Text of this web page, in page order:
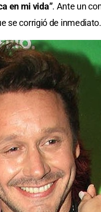
en mi vida”. Ante un
se corrigió de inmediato.